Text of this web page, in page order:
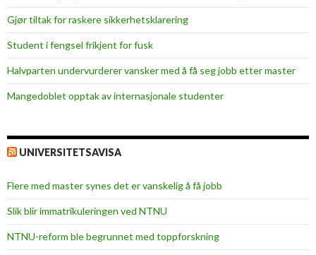
Gjør tiltak for raskere sikkerhets­klarering
Student i fengsel frikjent for fusk
Halvparten undervurderer vansker med å få seg jobb etter master
Mangedoblet opptak av internasjonale studenter
UNIVERSITETSAVISA
Flere med master synes det er vanskelig å få jobb
Slik blir immatrikuleringen ved NTNU
NTNU-reform ble begrunnet med toppforskning